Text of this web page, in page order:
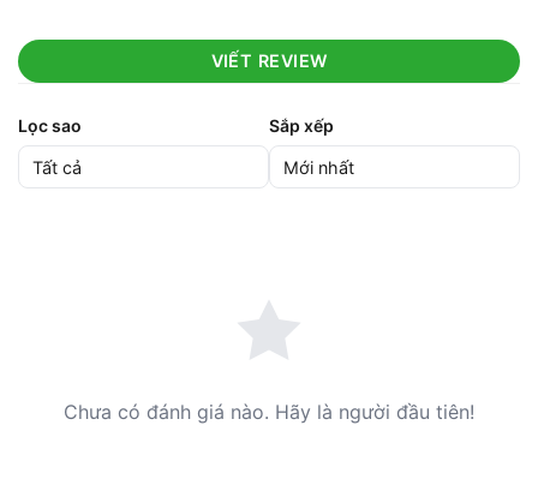
VIẾT REVIEW
Lọc sao Sắp xếp
Chưa có đánh giá nào. Hãy là người đầu tiên!